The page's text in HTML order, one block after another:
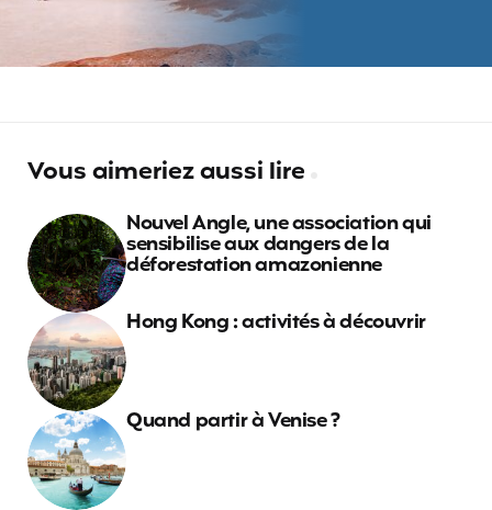
Vous aimeriez aussi lire
Nouvel Angle, une association qui
sensibilise aux dangers de la
déforestation amazonienne
Hong Kong : activités à découvrir
Quand partir à Venise ?